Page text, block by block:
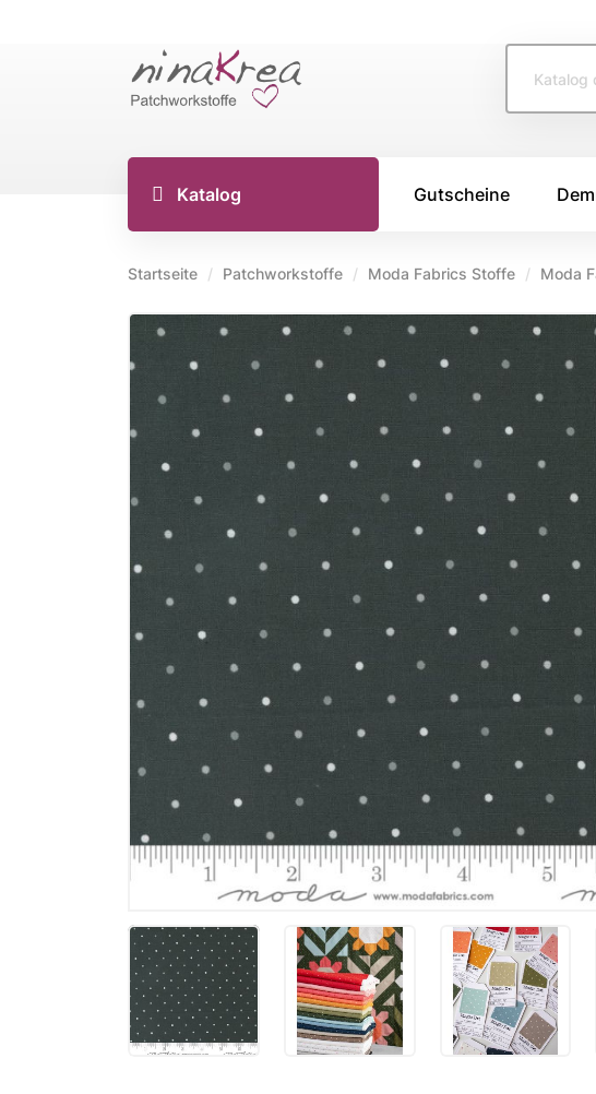
Katalog
Tilda Stoffe 2026
Tilda Stoffe 2025
Tilda Stoffe 2024
Tilda Creating
Memories
Tilda - ältere Kollektionen
Tilda Basics
Tilda Hautstoff
Markenstoffe
Gutscheine
Startseite Patchworkstoffe Moda Fabrics Stoffe Moda